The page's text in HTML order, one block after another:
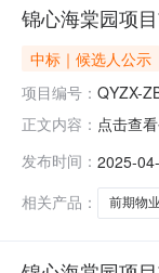
锦心海棠园项
中标｜候选人公示
项目编号： QYZX-
正文内容： 点击查
质量：
发布时间： 2025-
相关产品：
前期物